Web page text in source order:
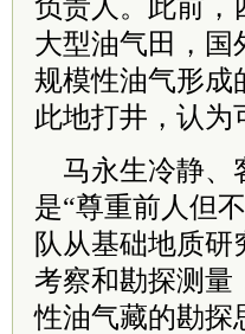
负责人。此前，
大型油气田，国
规模性油气形成
此地打井，认为
马永生冷静、
是“尊重前人但
队从基础地质
考察和勘探测
性油气藏的勘探